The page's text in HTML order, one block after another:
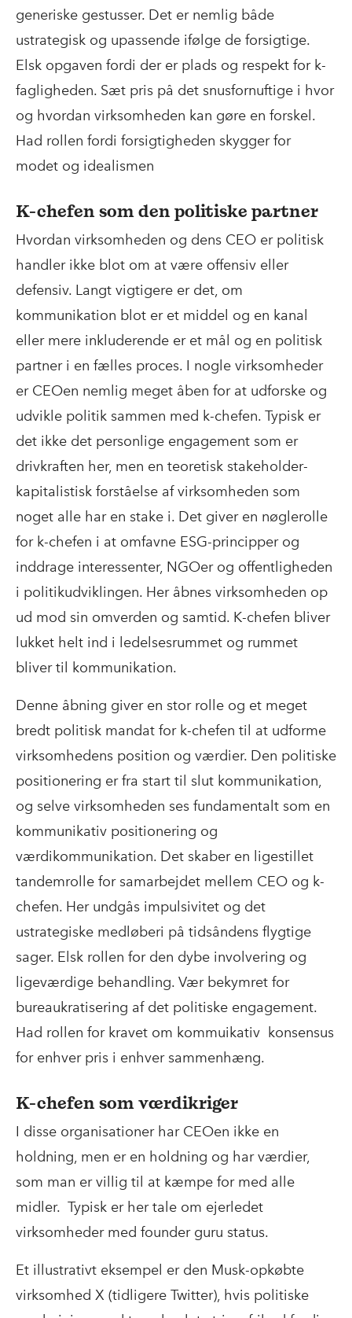
generiske gestusser. Det er nemlig både
ustrategisk og upassende ifølge de forsigtige.
Elsk opgaven fordi der er plads og respekt for k-
fagligheden. Sæt pris på det snusfornuftige i hvor
og hvordan virksomheden kan gøre en forskel.
Had rollen fordi forsigtigheden skygger for
modet og idealismen
K-chefen som den politiske partner
Hvordan virksomheden og dens CEO er politisk
handler ikke blot om at være offensiv eller
defensiv. Langt vigtigere er det, om
kommunikation blot er et middel og en kanal
eller mere inkluderende er et mål og en politisk
partner i en fælles proces. I nogle virksomheder
er CEOen nemlig meget åben for at udforske og
udvikle politik sammen med k-chefen. Typisk er
det ikke det personlige engagement som er
drivkraften her, men en teoretisk stakeholder-
kapitalistisk forståelse af virksomheden som
noget alle har en stake i. Det giver en nøglerolle
for k-chefen i at omfavne ESG-principper og
inddrage interessenter, NGOer og offentligheden
i politikudviklingen. Her åbnes virksomheden op
ud mod sin omverden og samtid. K-chefen bliver
lukket helt ind i ledelsesrummet og rummet
bliver til kommunikation.
Denne åbning giver en stor rolle og et meget
bredt politisk mandat for k-chefen til at udforme
virksomhedens position og værdier. Den politiske
positionering er fra start til slut kommunikation,
og selve virksomheden ses fundamentalt som en
kommunikativ positionering og
værdikommunikation. Det skaber en ligestillet
tandemrolle for samarbejdet mellem CEO og k-
chefen. Her undgås impulsivitet og det
ustrategiske medløberi på tidsåndens flygtige
sager. Elsk rollen for den dybe involvering og
ligeværdige behandling. Vær bekymret for
bureaukratisering af det politiske engagement.
Had rollen for kravet om kommuikativ konsensus
for enhver pris i enhver sammenhæng.
K-chefen som værdikriger
I disse organisationer har CEOen ikke en
holdning, men er en holdning og har værdier,
som man er villig til at kæmpe for med alle
midler. Typisk er her tale om ejerledet
virksomheder med founder guru status.
Et illustrativt eksempel er den Musk-opkøbte
virksomhed X (tidligere Twitter), hvis politiske